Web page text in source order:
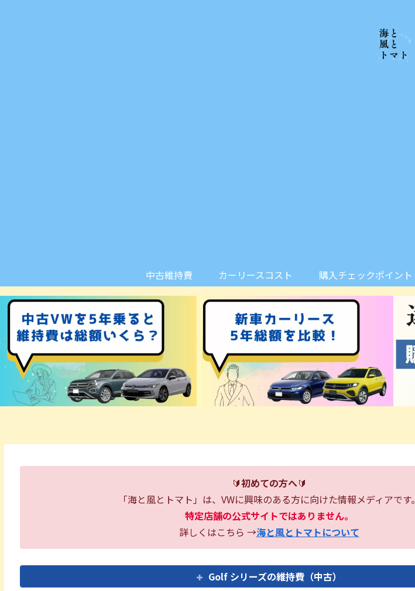
中古維持費 カーリースコスト 購入チェックポイント
🔰初めての方へ🔰
「海と風とトマト」は、VWに興味のある方に向けた情報メディアです。
特定店舗の公式サイトではありません。
詳しくはこちら →海と風とトマトについて
Golf シリーズの維持費（中古）